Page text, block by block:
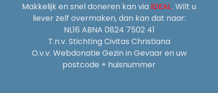
Makkelijk en snel doneren kan via iDEAL. Wilt u
liever zelf overmaken, dan kan dat naar:
NL16 ABNA 0824 7502 41
T.n.v. Stichting Civitas Christiana
O.v.v. Webdonatie Gezin in Gevaar en uw
postcode + huisnummer